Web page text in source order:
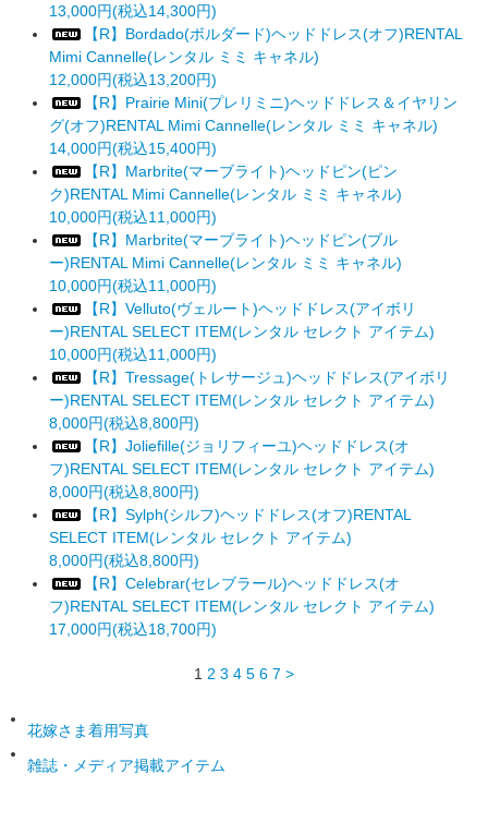
13,000円(税込14,300円)
【R】Bordado(ボルダード)ヘッドドレス(オフ)RENTAL
Mimi Cannelle(レンタル ミミ キャネル)
12,000円(税込13,200円)
【R】Prairie Mini(プレリミニ)ヘッドドレス＆イヤリン
グ(オフ)RENTAL Mimi Cannelle(レンタル ミミ キャネル)
14,000円(税込15,400円)
【R】Marbrite(マーブライト)ヘッドピン(ピン
ク)RENTAL Mimi Cannelle(レンタル ミミ キャネル)
10,000円(税込11,000円)
【R】Marbrite(マーブライト)ヘッドピン(ブル
ー)RENTAL Mimi Cannelle(レンタル ミミ キャネル)
10,000円(税込11,000円)
【R】Velluto(ヴェルート)ヘッドドレス(アイボリ
ー)RENTAL SELECT ITEM(レンタル セレクト アイテム)
10,000円(税込11,000円)
【R】Tressage(トレサージュ)ヘッドドレス(アイボリ
ー)RENTAL SELECT ITEM(レンタル セレクト アイテム)
8,000円(税込8,800円)
【R】Joliefille(ジョリフィーユ)ヘッドドレス(オ
フ)RENTAL SELECT ITEM(レンタル セレクト アイテム)
8,000円(税込8,800円)
【R】Sylph(シルフ)ヘッドドレス(オフ)RENTAL
SELECT ITEM(レンタル セレクト アイテム)
8,000円(税込8,800円)
【R】Celebrar(セレブラール)ヘッドドレス(オ
フ)RENTAL SELECT ITEM(レンタル セレクト アイテム)
17,000円(税込18,700円)
1 2 3 4 5 6 7 >
花嫁さま着用写真
雑誌・メディア掲載アイテム